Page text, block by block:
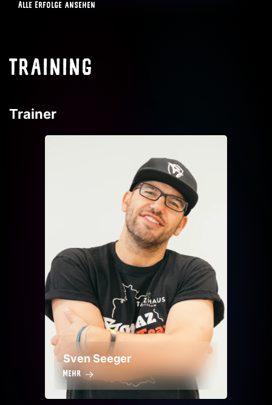
Alle Erfolge ansehen
TRAINING
Trainer
Sven Seeger
Mehr